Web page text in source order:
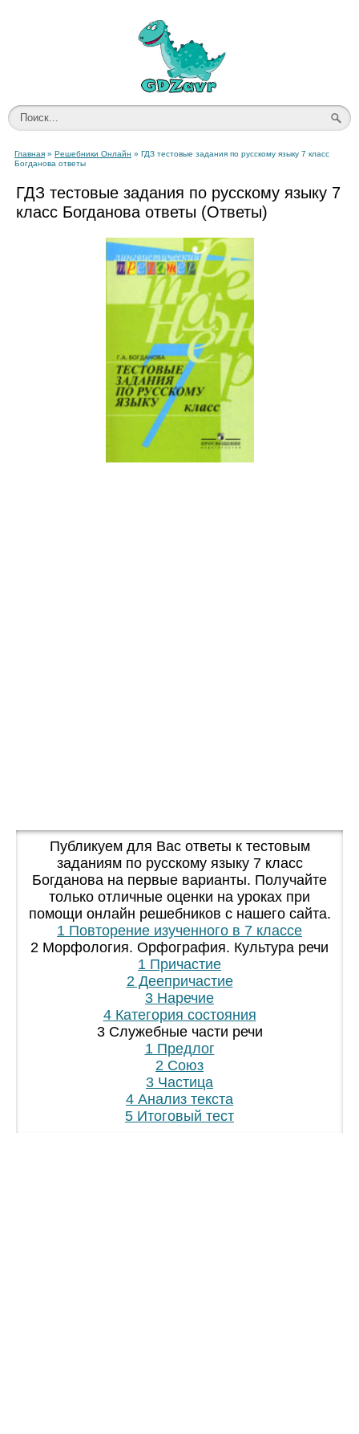
Главная » Решебники Онлайн » ГДЗ тестовые задания по русскому языку 7 класс
Богданова ответы
ГДЗ тестовые задания по русскому языку 7
класс Богданова ответы (Ответы)
Публикуем для Вас ответы к тестовым
заданиям по русскому языку 7 класс
Богданова на первые варианты. Получайте
только отличные оценки на уроках при
помощи онлайн решебников с нашего сайта.
1 Повторение изученного в 7 классе
2 Морфология. Орфография. Культура речи
1 Причастие
2 Деепричастие
3 Наречие
4 Категория состояния
3 Служебные части речи
1 Предлог
2 Союз
3 Частица
4 Анализ текста
5 Итоговый тест